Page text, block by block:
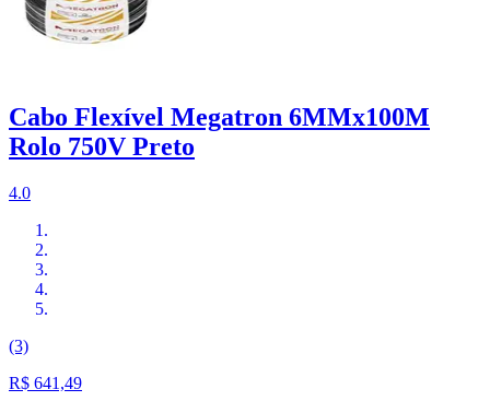
Cabo Flexível Megatron 6MMx100M
Rolo 750V Preto
4.0
(3)
R$ 641,49